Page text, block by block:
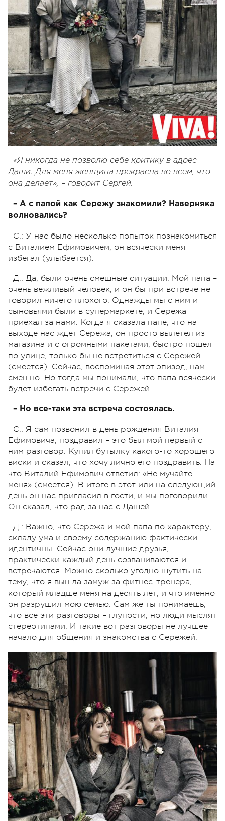
«Я никогда не позволю себе критику в адрес
Даши. Для меня женщина прекрасна во всем, что
она делает», – говорит Сергей.
– А с папой как Сережу знакомили? Наверняка
волновались?
С.: У нас было несколько попыток познакомиться
с Виталием Ефимовичем, он всячески меня
избегал (улыбается).
Д.: Да, были очень смешные ситуации. Мой папа –
очень вежливый человек, и он бы при встрече не
говорил ничего плохого. Однажды мы с ним и
сыновьями были в супермаркете, и Сережа
приехал за нами. Когда я сказала папе, что на
выходе нас ждет Сережа, он просто вылетел из
магазина и с огромными пакетами, быстро пошел
по улице, только бы не встретиться с Сережей
(смеется). Сейчас, воспоминая этот эпизод, нам
смешно. Но тогда мы понимали, что папа всячески
будет избегать встречи с Сережей.
– Но все-таки эта встреча состоялась.
С.: Я сам позвонил в день рождения Виталия
Ефимовича, поздравил – это был мой первый с
ним разговор. Купил бутылку какого-то хорошего
виски и сказал, что хочу лично его поздравить. На
что Виталий Ефимович ответил: «Не мучайте
меня» (смеется). В итоге в этот или на следующий
день он нас пригласил в гости, и мы поговорили.
Он сказал, что рад за нас с Дашей.
Д.: Важно, что Сережа и мой папа по характеру,
складу ума и своему содержанию фактически
идентичны. Сейчас они лучшие друзья,
практически каждый день созваниваются и
встречаются. Можно сколько угодно шутить на
тему, что я вышла замуж за фитнес-тренера,
который младше меня на десять лет, и что именно
он разрушил мою семью. Сам же ты понимаешь,
что все эти разговоры – глупости, но люди мыслят
стереотипами. И такие вот разговоры не лучшее
начало для общения и знакомства с Сережей.